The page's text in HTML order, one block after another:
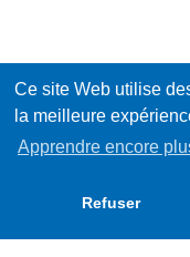
Ce site Web utilise
la meilleure
Apprendre encore
Refuser